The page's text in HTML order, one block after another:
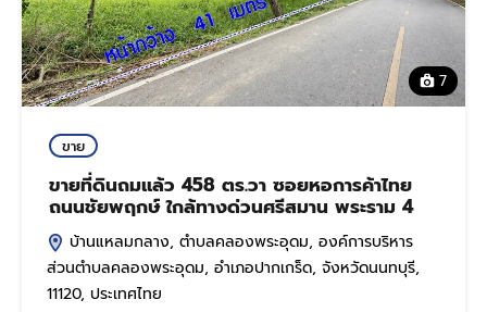
7
ขาย
ขายที่ดินถมแล้ว 458 ตร.วา ซอยหอการค้าไทย
ถนนชัยพฤกษ์ ใกล้ทางด่วนศรีสมาน พระราม 4
บ้านแหลมกลาง, ตำบลคลองพระอุดม, องค์การบริหาร
ส่วนตำบลคลองพระอุดม, อำเภอปากเกร็ด, จังหวัดนนทบุรี,
11120, ประเทศไทย